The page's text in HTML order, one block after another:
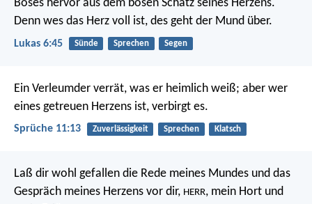
Böses hervor aus dem bösen Schatz seines Herzens.
Denn wes das Herz voll ist, des geht der Mund über.
Lukas 6:45 Sünde Sprechen Segen
Ein Verleumder verrät, was er heimlich weiß; aber wer
eines getreuen Herzens ist, verbirgt es.
Sprüche 11:13 Zuverlässigkeit Sprechen Klatsch
Laß dir wohl gefallen die Rede meines Mundes und das
Gespräch meines Herzens vor dir, HERR, mein Hort und